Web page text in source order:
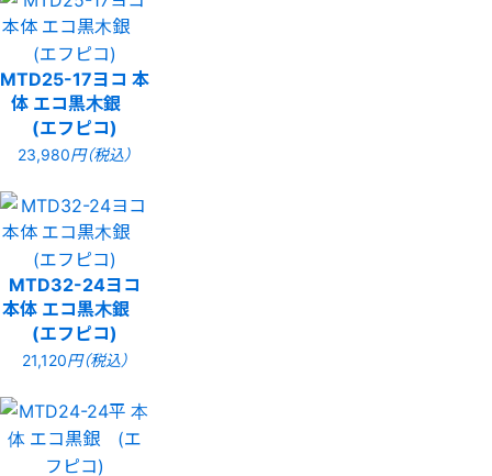
MTD25-17ヨコ 本
体 エコ黒木銀
(エフピコ)
23,980円（税込）
MTD32-24ヨコ
本体 エコ黒木銀
(エフピコ)
21,120円（税込）